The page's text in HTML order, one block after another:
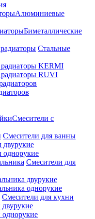
Алюминиевые
Биметаллические
Стальные
KERMI
RUVI
Смесители с
Смесители для ванны
двурукие
однорукие
Смесители для
двурукие
однорукие
Смесители для кухни
однорукие